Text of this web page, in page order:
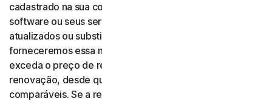
cadastrado na sua conta esteja atualizado. Se o seu
software ou seus serviços tiverem sido renomeados,
atualizados ou substituídos por uma nova oferta,
forneceremos essa nova oferta por um valor que não
exceda o preço de renovação no momento da sua
renovação, desde que tenha recursos razoavelmente
comparáveis. Se a renovação automática não se aplica à